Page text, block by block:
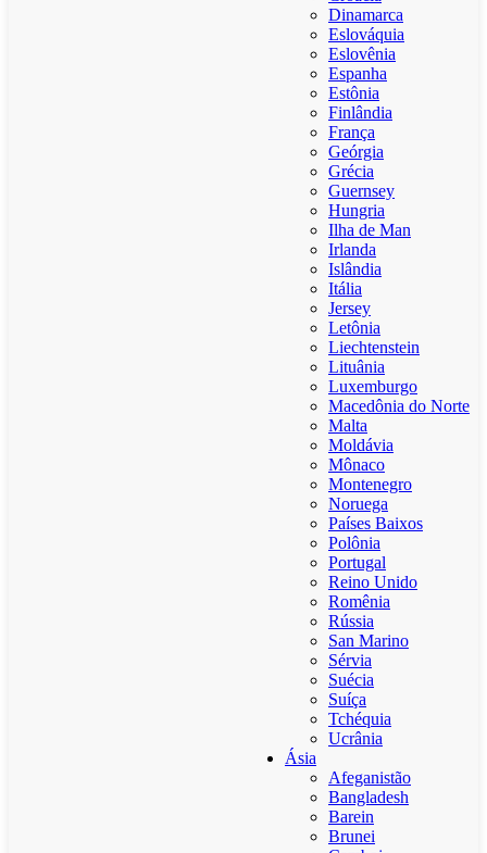
Dinamarca
Eslováquia
Eslovênia
Espanha
Estônia
Finlândia
França
Geórgia
Grécia
Guernsey
Hungria
Ilha de Man
Irlanda
Islândia
Itália
Jersey
Letônia
Liechtenstein
Lituânia
Luxemburgo
Macedônia do Norte
Malta
Moldávia
Mônaco
Montenegro
Noruega
Países Baixos
Polônia
Portugal
Reino Unido
Romênia
Rússia
San Marino
Sérvia
Suécia
Suíça
Tchéquia
Ucrânia
Ásia
Afeganistão
Bangladesh
Barein
Brunei